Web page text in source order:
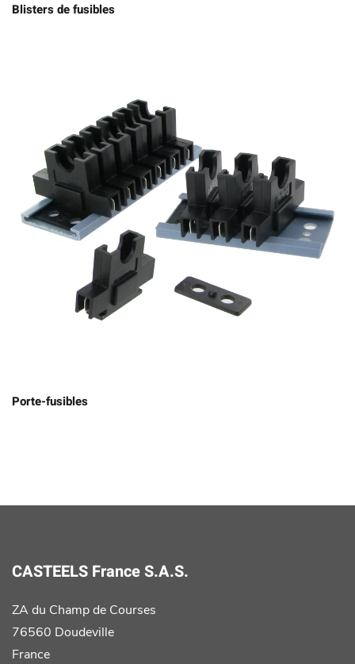
Blisters de fusibles
Porte-fusibles
CASTEELS France S.A.S.
ZA du Champ de Courses
76560 Doudeville
France